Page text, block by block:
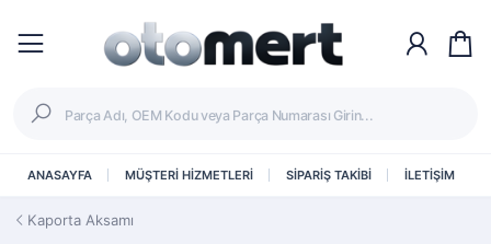
ANASAYFA MÜŞTERİ HİZMETLERİ SİPARİŞ TAKİBİ İLETİŞİM
Kaporta Aksamı